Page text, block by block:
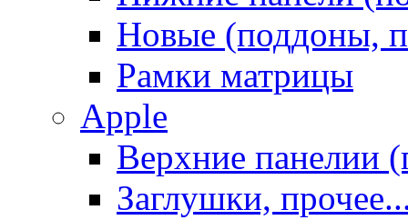
Новые (поддоны,
Рамки матрицы
Apple
Верхние панелии
Заглушки,